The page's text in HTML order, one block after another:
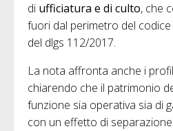
di ufficiatura e di culto, che
fuori dal perimetro del
del dlgs 112/2017.
La nota affronta anche i
chiarendo che il patrimonio
funzione sia operativa sia di
con un effetto di